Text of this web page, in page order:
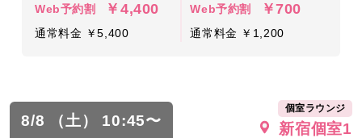
Web予約割 ￥4,400
通常料金 ￥5,400
Web予約割 ￥700
通常料金 ￥1,200
8/8 （土） 10:45〜
個室ラウンジ
新宿個室1